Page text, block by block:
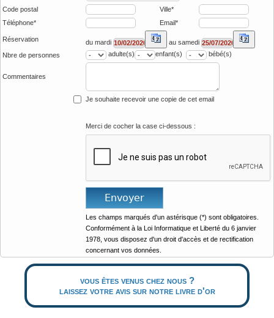
Code postal
Ville*
Téléphone*
Email*
Réservation du mardi
au samedi
Nbre de personnes
adulte(s) enfant(s) bébé(s)
Commentaires
Je souhaite recevoir une copie de cet email
Merci de cocher la case ci-dessous :
Les champs marqués d'un astérisque (*) sont obligatoires.
Conformément à la Loi Informatique et Liberté du 6 janvier
1978, vous disposez d'un droit d'accès et de rectification
concernant vos données.
vous êtes venus chez nous ?
laissez votre avis sur notre livre d'or